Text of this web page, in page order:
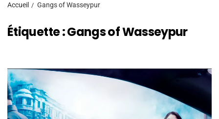
Accueil Gangs of Wasseypur
Étiquette :Gangs of Wasseypur